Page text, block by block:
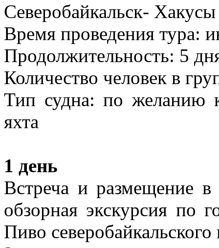
Северобайкальск-
Время проведения тура:
Продолжительность: 5
Количество человек в
Тип судна: по желанию
яхта
1 день
Встреча и размещение в
обзорная экскурсия по
Пиво